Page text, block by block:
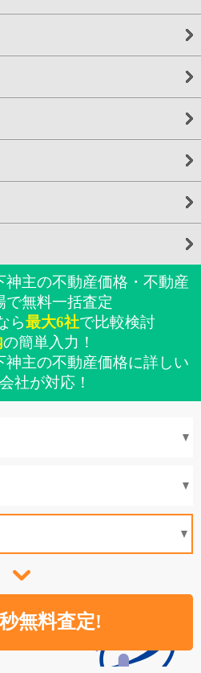
主の不動産価格・不動産
で無料一括査定
ら最大6社で比較検討
の簡単入力！
主の不動産価格に詳しい
社が対応！